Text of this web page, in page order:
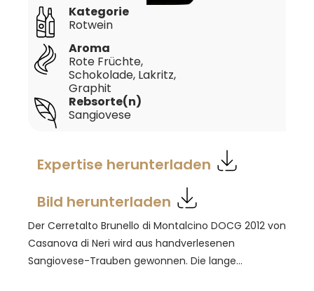
Aroma
Rote Früchte,
Schokolade, Lakritz,
Graphit
Kategorie
Rotwein
Rebsorte(n)
Sangiovese
Expertise herunterladen
Bild herunterladen
Der Cerretalto Brunello di Montalcino DOCG 2012 von
Casanova di Neri wird aus handverlesenen
Sangiovese-Trauben gewonnen. Die lange